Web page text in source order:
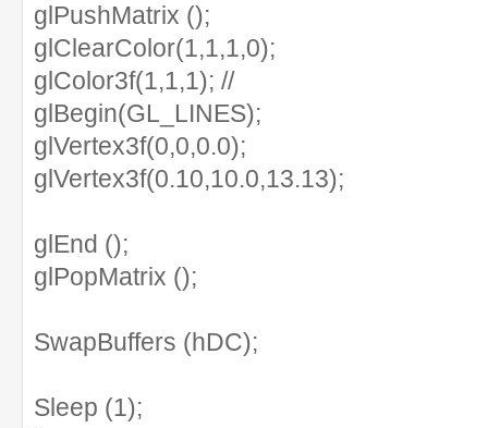
glPushMatrix ();
glClearColor(1,1,1,0);
glColor3f(1,1,1); //
glBegin(GL_LINES);
glVertex3f(0,0,0.0);
glVertex3f(0.10,10.0,13.13);
glEnd ();
glPopMatrix ();
SwapBuffers (hDC);
Sleep (1);